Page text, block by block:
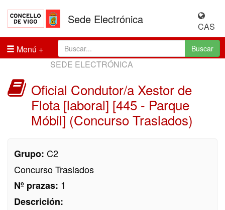
Sede Electrónica
CAS
Menú
Buscar
SEDE ELECTRÓNICA
Oficial Condutor/a Xestor de
Flota [laboral] [445 - Parque
Móbil] (Concurso Traslados)
Grupo: C2
Concurso Traslados
Nº prazas: 1
Descrición: